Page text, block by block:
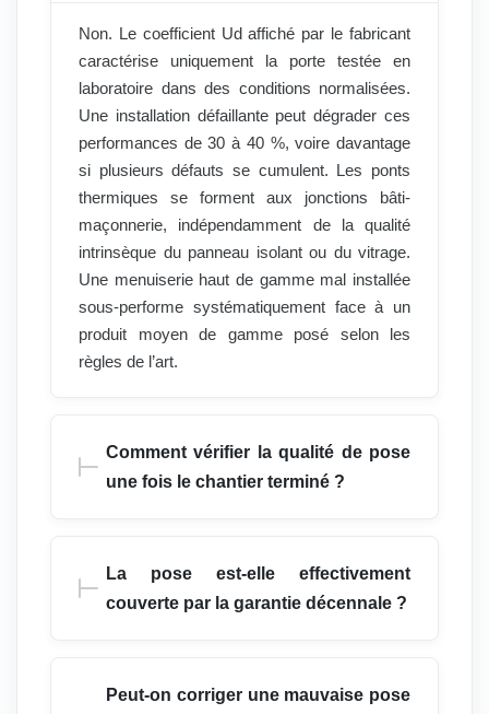
Non. Le coefficient Ud affiché par le fabricant
caractérise uniquement la porte testée en
laboratoire dans des conditions normalisées.
Une installation défaillante peut dégrader ces
performances de 30 à 40 %, voire davantage
si plusieurs défauts se cumulent. Les ponts
thermiques se forment aux jonctions bâti-
maçonnerie, indépendamment de la qualité
intrinsèque du panneau isolant ou du vitrage.
Une menuiserie haut de gamme mal installée
sous-performe systématiquement face à un
produit moyen de gamme posé selon les
règles de l’art.
Comment vérifier la qualité de pose
une fois le chantier terminé ?
La pose est-elle effectivement
couverte par la garantie décennale ?
Peut-on corriger une mauvaise pose